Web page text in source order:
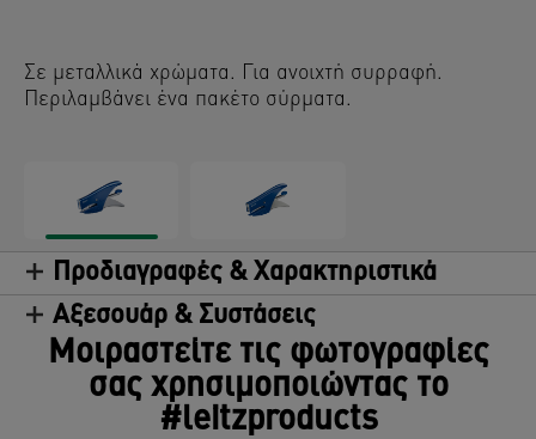
Σε µεταλλικά χρώµατα. Για ανοιχτή συρραφή.
Περιλαµβάνει ένα πακέτο σύρµατα.
Προδιαγραφές & Χαρακτηριστικά
Αξεσουάρ & Συστάσεις
Μοιραστείτε τις φωτογραφίες
σας χρησιμοποιώντας το
#leitzproducts